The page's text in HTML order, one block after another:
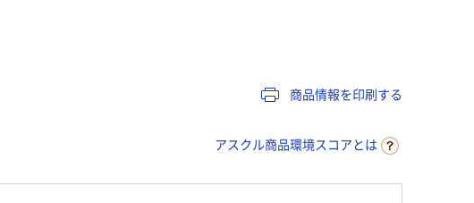
商品情報を印刷する
アスクル商品環境スコアとは